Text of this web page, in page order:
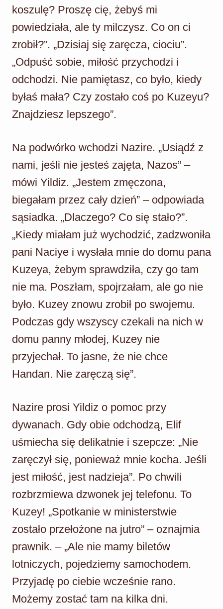
koszulę? Proszę cię, żebyś mi
powiedziała, ale ty milczysz. Co on ci
zrobił?”. „Dzisiaj się zaręcza, ciociu”.
„Odpuść sobie, miłość przychodzi i
odchodzi. Nie pamiętasz, co było, kiedy
byłaś mała? Czy zostało coś po Kuzeyu?
Znajdziesz lepszego”.
Na podwórko wchodzi Nazire. „Usiądź z
nami, jeśli nie jesteś zajęta, Nazos” –
mówi Yildiz. „Jestem zmęczona,
biegałam przez cały dzień” – odpowiada
sąsiadka. „Dlaczego? Co się stało?”.
„Kiedy miałam już wychodzić, zadzwoniła
pani Naciye i wysłała mnie do domu pana
Kuzeya, żebym sprawdziła, czy go tam
nie ma. Poszłam, spojrzałam, ale go nie
było. Kuzey znowu zrobił po swojemu.
Podczas gdy wszyscy czekali na nich w
domu panny młodej, Kuzey nie
przyjechał. To jasne, że nie chce
Handan. Nie zaręczą się”.
Nazire prosi Yildiz o pomoc przy
dywanach. Gdy obie odchodzą, Elif
uśmiecha się delikatnie i szepcze: „Nie
zaręczył się, ponieważ mnie kocha. Jeśli
jest miłość, jest nadzieja”. Po chwili
rozbrzmiewa dzwonek jej telefonu. To
Kuzey! „Spotkanie w ministerstwie
zostało przełożone na jutro” – oznajmia
prawnik. – „Ale nie mamy biletów
lotniczych, pojedziemy samochodem.
Przyjadę po ciebie wcześnie rano.
Możemy zostać tam na kilka dni.